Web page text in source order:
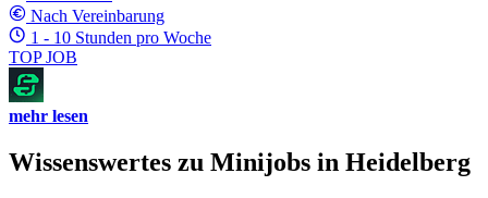
Nach Vereinbarung
1 - 10 Stunden pro Woche
TOP JOB
mehr lesen
Wissenswertes zu Minijobs in Heidelberg